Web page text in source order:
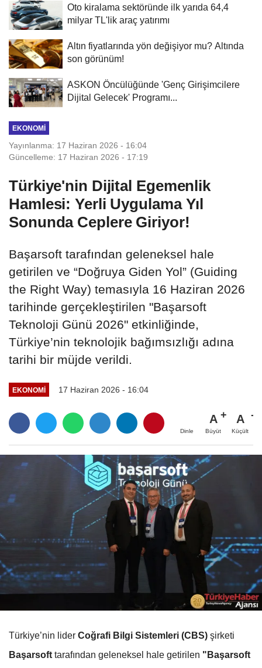
Oto kiralama sektöründe ilk yarıda 64,4
milyar TL'lik araç yatırımı
Altın fiyatlarında yön değişiyor mu? Altında
son görünüm!
ASKON Öncülüğünde 'Genç Girişimcilere
Dijital Gelecek' Programı...
EKONOMI
Yayınlanma: 17 Haziran 2026 - 16:04
Güncelleme: 17 Haziran 2026 - 17:19
Türkiye'nin Dijital Egemenlik
Hamlesi: Yerli Uygulama Yıl
Sonunda Ceplere Giriyor!
Başarsoft tarafından geleneksel hale
getirilen ve “Doğruya Giden Yol” (Guiding
the Right Way) temasıyla 16 Haziran 2026
tarihinde gerçekleştirilen "Başarsoft
Teknoloji Günü 2026" etkinliğinde,
Türkiye’nin teknolojik bağımsızlığı adına
tarihi bir müjde verildi.
EKONOMI 17 Haziran 2026 - 16:04
Dinle
A
Büyüt
A
Küçült
Türkiye’nin lider Coğrafi Bilgi Sistemleri (CBS) şirketi
Başarsoft tarafından geleneksel hale getirilen "Başarsoft